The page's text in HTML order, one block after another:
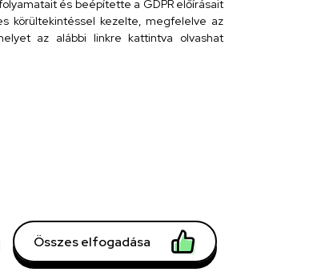
és beépítette a GDPR előírásait
körültekintéssel kezelte, megfelelve az
az alábbi linkre kattintva olvashat
Withdraw consent
Összes elfogadása